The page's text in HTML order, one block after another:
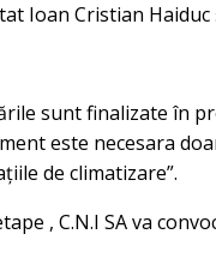
Ioan Cristian Haiduc
sunt finalizate în
este necesara
de climatizare”.
, C.N.I SA va